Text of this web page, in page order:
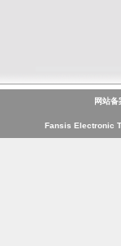
网站
Fansis Electronic